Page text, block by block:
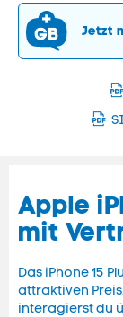
Jetzt
Apple
mit
Das iPhone 15
attraktiven
interagierst du